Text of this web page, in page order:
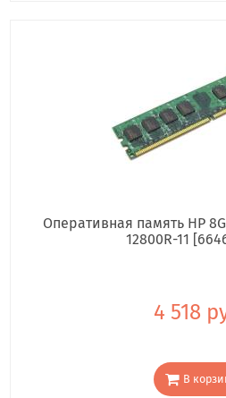
Оперативная память HP
12800R-11
4 518
В